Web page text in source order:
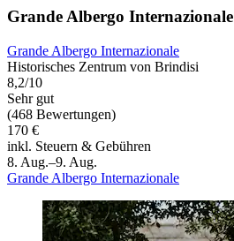
Grande Albergo Internazionale
Grande Albergo Internazionale
Historisches Zentrum von Brindisi
8,2/10
Sehr gut
(468 Bewertungen)
170 €
inkl. Steuern & Gebühren
8. Aug.–9. Aug.
Grande Albergo Internazionale